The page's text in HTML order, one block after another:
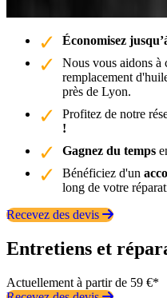
Économisez
Nous vous aidons à
remplacement
près de Lyon.
Profitez de notre
!
Gagnez du temps
Bénéficiez d'un
long de votre
Recevez des devis
Entretiens et
Actuellement à partir de 59 €*